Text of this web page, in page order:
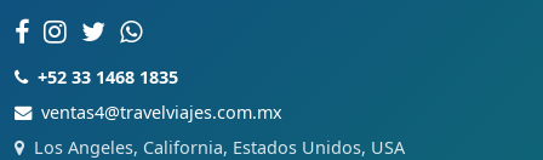
+52 33 1468 1835
ventas4@travelviajes.com.mx
Los Angeles, California, Estados Unidos, USA